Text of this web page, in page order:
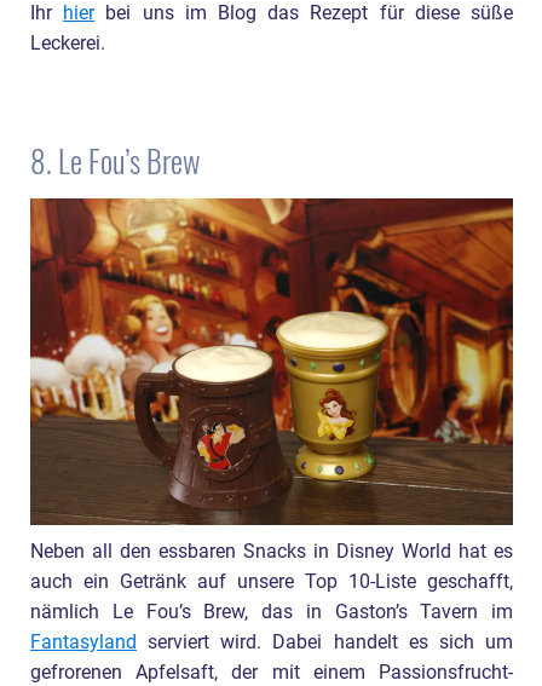
Ihr hierbei uns im Blog das Rezept für diese süße
Leckerei.
8. Le Fou’s Brew
Neben all den essbaren Snacks in Disney World hat es
auch ein Getränk auf unsere Top 10-Liste geschafft,
nämlich Le Fou’s Brew, das in Gaston’s Tavern im
Fantasyland
serviert wird. Dabei handelt es sich um
gefrorenen Apfelsaft, der mit einem Passionsfrucht-